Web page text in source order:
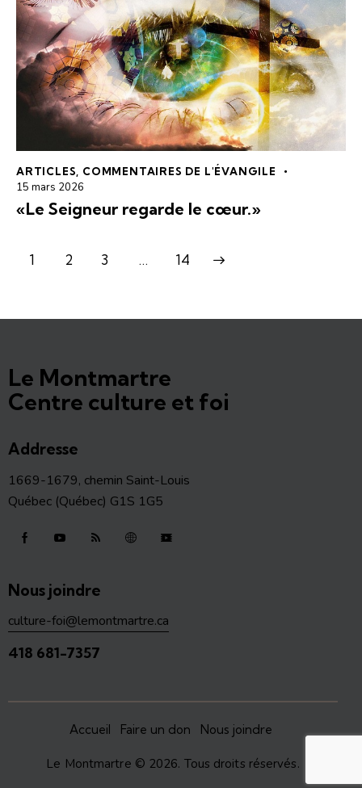
ARTICLES COMMENTAIRES DE L'ÉVANGILE
15 mars 2026
«Le Seigneur regarde le cœur.»
1 2 3 … 14
>
Le Montmartre
Centre culture et foi
Addresse
1669-1679, chemin Saint-Louis
Québec (Québec) G1S 1G5
Nous joindre
culture-foi@lemontmartre.ca
418 681-7357
Accueil Faire un don Nous joindre
Le Montmartre © 2026. Tous droits réservés.